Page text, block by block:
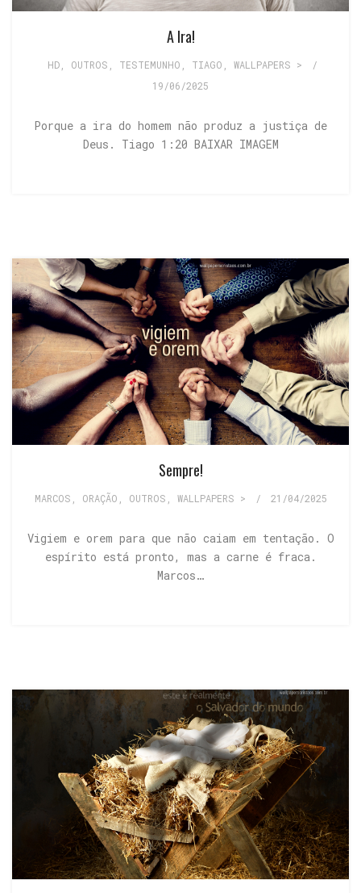
A Ira!
HD OUTROS TESTEMUNHO TIAGO WALLPAPERS >
/
19/06/2025
Porque a ira do homem não produz a justiça de
Deus. Tiago 1:20 BAIXAR IMAGEM
Sempre!
MARCOS ORAÇÃO OUTROS WALLPAPERS > / 21/04/2025
Vigiem e orem para que não caiam em tentação. O
espírito está pronto, mas a carne é fraca.
Marcos…